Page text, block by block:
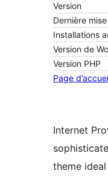
Version
Dernière
Installations
Version de
Version PHP
Page
Internet
theme